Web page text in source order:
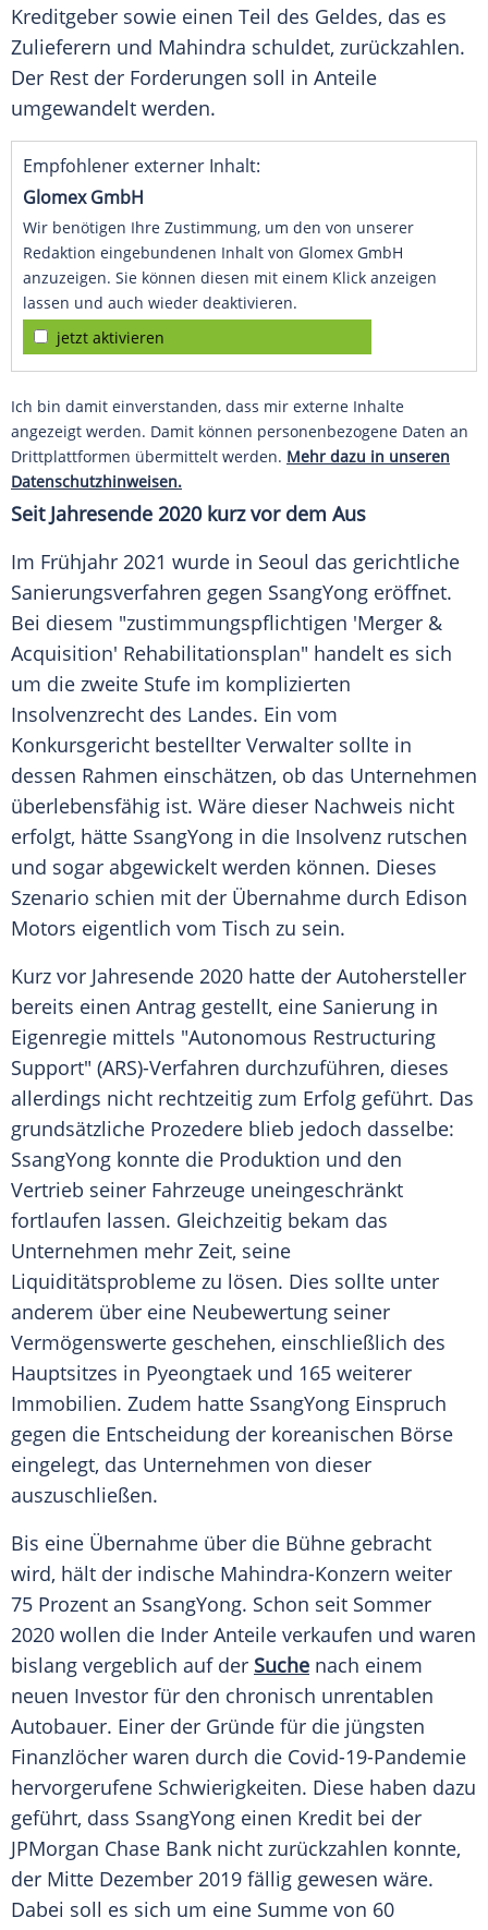
Kreditgeber sowie einen Teil des Geldes, das es
Zulieferern und Mahindra schuldet, zurückzahlen.
Der Rest der Forderungen soll in Anteile
umgewandelt werden.
Empfohlener externer Inhalt:
Glomex GmbH
Wir benötigen Ihre Zustimmung, um den von unserer
Redaktion eingebundenen Inhalt von Glomex GmbH
anzuzeigen. Sie können diesen mit einem Klick anzeigen
lassen und auch wieder deaktivieren.
jetzt aktivieren
Ich bin damit einverstanden, dass mir externe Inhalte
angezeigt werden. Damit können personenbezogene Daten an
Drittplattformen übermittelt werden. Mehr dazu in unseren
Datenschutzhinweisen.
Seit Jahresende 2020 kurz vor dem Aus
Im Frühjahr 2021 wurde in Seoul das gerichtliche
Sanierungsverfahren gegen SsangYong eröffnet.
Bei diesem "zustimmungspflichtigen 'Merger &
Acquisition' Rehabilitationsplan" handelt es sich
um die zweite Stufe im komplizierten
Insolvenzrecht des Landes. Ein vom
Konkursgericht bestellter Verwalter sollte in
dessen Rahmen einschätzen, ob das Unternehmen
überlebensfähig ist. Wäre dieser Nachweis nicht
erfolgt, hätte SsangYong in die Insolvenz rutschen
und sogar abgewickelt werden können. Dieses
Szenario schien mit der Übernahme durch Edison
Motors eigentlich vom Tisch zu sein.
Kurz vor Jahresende 2020 hatte der Autohersteller
bereits einen Antrag gestellt, eine Sanierung in
Eigenregie mittels "Autonomous Restructuring
Support" (ARS)-Verfahren durchzuführen, dieses
allerdings nicht rechtzeitig zum Erfolg geführt. Das
grundsätzliche Prozedere blieb jedoch dasselbe:
SsangYong konnte die Produktion und den
Vertrieb seiner Fahrzeuge uneingeschränkt
fortlaufen lassen. Gleichzeitig bekam das
Unternehmen mehr Zeit, seine
Liquiditätsprobleme zu lösen. Dies sollte unter
anderem über eine Neubewertung seiner
Vermögenswerte geschehen, einschließlich des
Hauptsitzes in Pyeongtaek und 165 weiterer
Immobilien. Zudem hatte SsangYong Einspruch
gegen die Entscheidung der koreanischen Börse
eingelegt, das Unternehmen von dieser
auszuschließen.
Bis eine Übernahme über die Bühne gebracht
wird, hält der indische Mahindra-Konzern weiter
75 Prozent an SsangYong. Schon seit Sommer
2020 wollen die Inder Anteile verkaufen und waren
bislang vergeblich auf der Suche nach einem
neuen Investor für den chronisch unrentablen
Autobauer. Einer der Gründe für die jüngsten
Finanzlöcher waren durch die Covid-19-Pandemie
hervorgerufene Schwierigkeiten. Diese haben dazu
geführt, dass SsangYong einen Kredit bei der
JPMorgan Chase Bank nicht zurückzahlen konnte,
der Mitte Dezember 2019 fällig gewesen wäre.
Dabei soll es sich um eine Summe von 60